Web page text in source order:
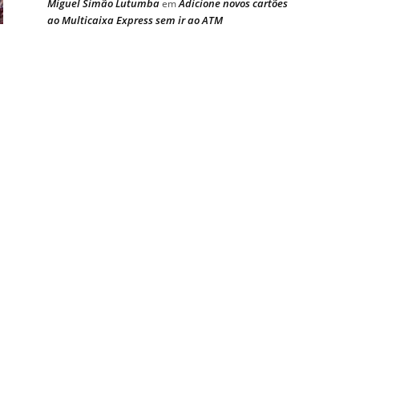
Miguel Simão LutumbaemAdicione novos cartões
ao Multicaixa Express sem ir ao ATM